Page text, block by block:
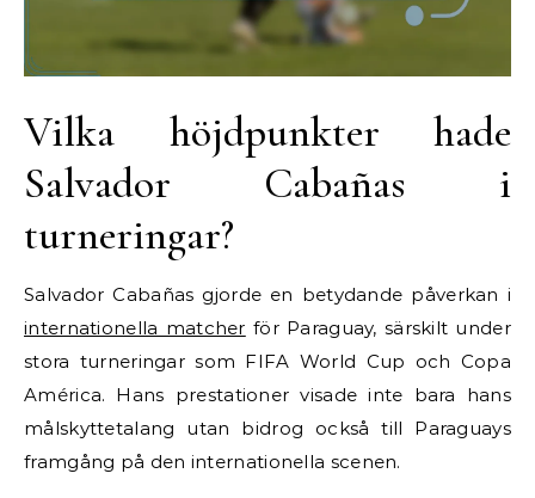
Vilka höjdpunkter hade
Salvador Cabañas i
turneringar?
Salvador Cabañas gjorde en betydande påverkan i
internationella matcher för Paraguay, särskilt under
stora turneringar som FIFA World Cup och Copa
América. Hans prestationer visade inte bara hans
målskyttetalang utan bidrog också till Paraguays
framgång på den internationella scenen.